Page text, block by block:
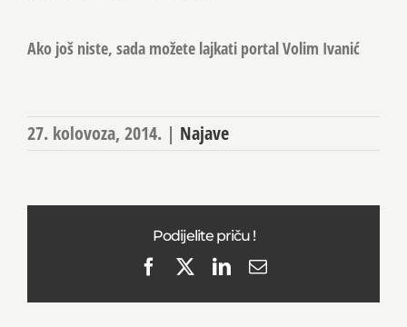
Ako još niste, sada možete lajkati portal Volim Ivanić
27. kolovoza, 2014. | Najave
Podijelite priču !
FacebookLinkedIn
Email